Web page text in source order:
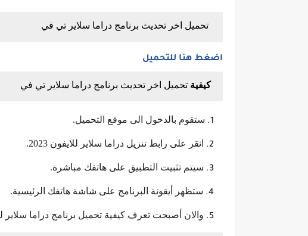
تحميل اخر تحديث برنامج دراما سلاير تي في
اضغط هنا للتحميل
كيفية تحميل اخر تحديث برنامج دراما سلاير تي في
ستقوم بالدخول الى موقع التحميل.
انقر على رابط تنزيل دراما سلاير للايفون 2023.
سيتم تثبيت التطبيق على هاتفك مباشرة.
ستظهر أيقونة البرنامج على شاشة هاتفك الرئيسية.
والان أصبحت تعرف كيفية تحميل برنامج دراما